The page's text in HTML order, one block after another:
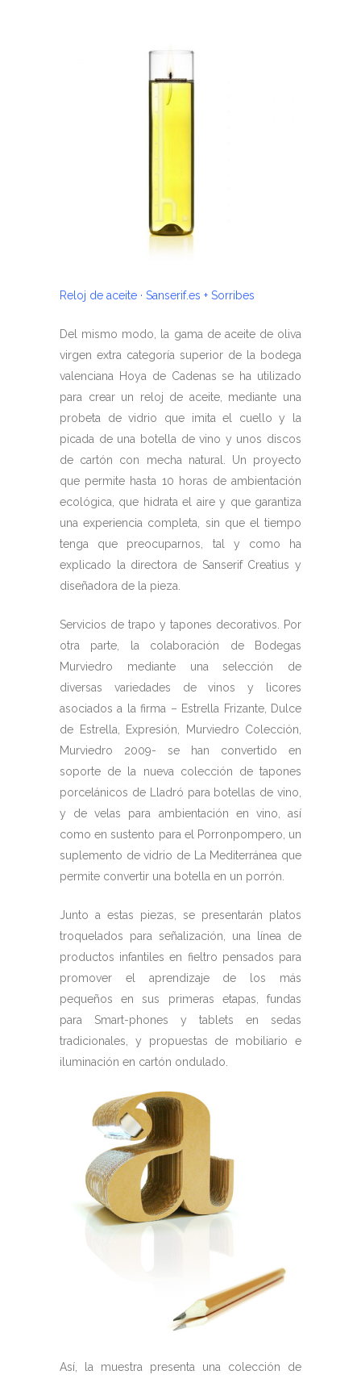
Reloj de aceite · Sanserif.es + Sorribes
Del mismo modo, la gama de aceite de oliva
virgen extra categoría superior de la bodega
valenciana Hoya de Cadenas se ha utilizado
para crear un reloj de aceite, mediante una
probeta de vidrio que imita el cuello y la
picada de una botella de vino y unos discos
de cartón con mecha natural. Un proyecto
que permite hasta 10 horas de ambientación
ecológica, que hidrata el aire y que garantiza
una experiencia completa, sin que el tiempo
tenga que preocuparnos, tal y como ha
explicado la directora de Sanserif Creatius y
diseñadora de la pieza.
Servicios de trapo y tapones decorativos. Por
otra parte, la colaboración de Bodegas
Murviedro mediante una selección de
diversas variedades de vinos y licores
asociados a la firma – Estrella Frizante, Dulce
de Estrella, Expresión, Murviedro Colección,
Murviedro 2009- se han convertido en
soporte de la nueva colección de tapones
porcelánicos de Lladró para botellas de vino,
y de velas para ambientación en vino, así
como en sustento para el Porronpompero, un
suplemento de vidrio de La Mediterránea que
permite convertir una botella en un porrón.
Junto a estas piezas, se presentarán platos
troquelados para señalización, una línea de
productos infantiles en fieltro pensados para
promover el aprendizaje de los más
pequeños en sus primeras etapas, fundas
para Smart-phones y tablets en sedas
tradicionales, y propuestas de mobiliario e
iluminación en cartón ondulado.
Así, la muestra presenta una colección de